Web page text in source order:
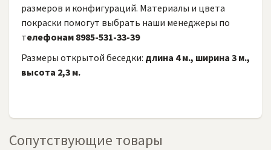
размеров и конфигураций. Материалы и цвета
покраски помогут выбрать наши менеджеры по
телефонам 8985-531-33-39
Размеры открытой беседки: длина 4 м., ширина 3 м.,
высота 2,3 м.
Сопутствующие товары